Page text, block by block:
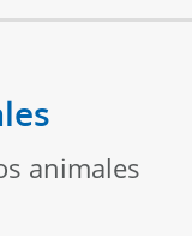
animales